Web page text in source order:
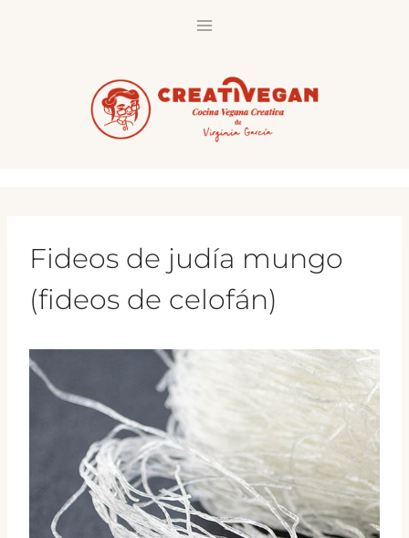
Fideos de judía mungo
(fideos de celofán)